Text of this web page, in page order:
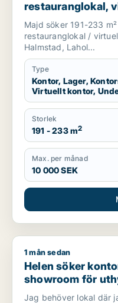
restauranglokal,
undervisning
Ljungby, Hylte
Majd söker 191-233
restauranglokal /
Halmstad, Lahol...
Type
Kontor, Lager,
Virtuellt kontor,
Storlek
191 - 233 m2
Max. per månad
10 000 SEK
Helen söker kontor,
1 mån sedan
Helen söker
showroom för
Jag behöver lokal där